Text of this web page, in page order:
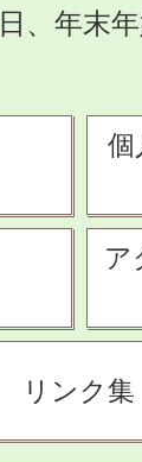
日、年末
個
ア
リンク集